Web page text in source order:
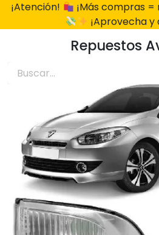
¡Atención!
¡Más compras
¡Aprovecha y
Repuestos